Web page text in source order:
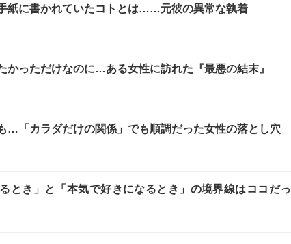
紙に書かれていたコトとは……元彼の異常な執着
かっただけなのに…ある女性に訪れた『最悪の結末』
…「カラダだけの関係」でも順調だった女性の落とし穴
とき」と「本気で好きになるとき」の境界線はココだっ